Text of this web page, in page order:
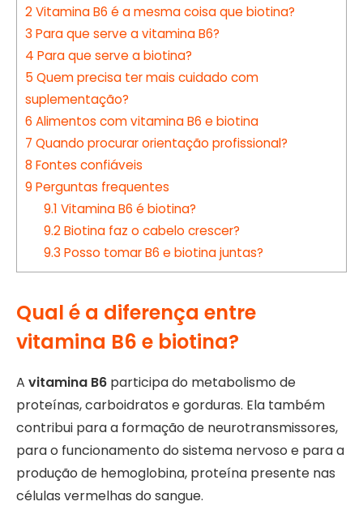
2Vitamina B6 é a mesma coisa que biotina?
3 Para que serve a vitamina B6?
4 Para que serve a biotina?
5 Quem precisa ter mais cuidado com
suplementação?
6 Alimentos com vitamina B6 e biotina
7 Quando procurar orientação profissional?
8 Fontes confiáveis
9 Perguntas frequentes
9.1 Vitamina B6 é biotina?
9.2Biotina faz o cabelo crescer?
9.3 Posso tomar B6 e biotina juntas?
Qual é a diferença entre
vitamina B6 e biotina?
A vitamina B6 participa do metabolismo de
proteínas, carboidratos e gorduras. Ela também
contribui para a formação de neurotransmissores,
para o funcionamento do sistema nervoso e para a
produção de hemoglobina, proteína presente nas
células vermelhas do sangue.